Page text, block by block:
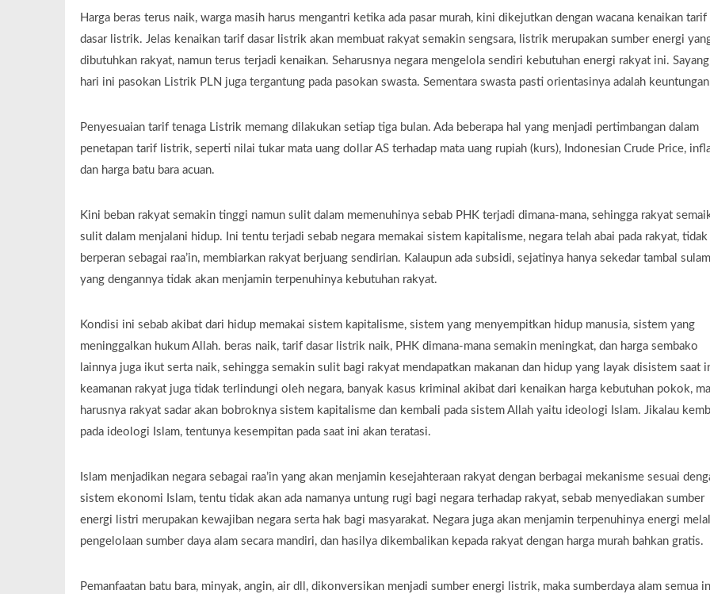
Harga beras terus naik, warga masih harus mengantri ketika ada pasar murah, kini dikejutkan dengan wacana kenaikan tarif
dasar listrik. Jelas kenaikan tarif dasar listrik akan membuat rakyat semakin sengsara, listrik merupakan sumber energi
dibutuhkan rakyat, namun terus terjadi kenaikan. Seharusnya negara mengelola sendiri kebutuhan energi rakyat ini.
hari ini pasokan Listrik PLN juga tergantung pada pasokan swasta. Sementara swasta pasti orientasinya adalah
Penyesuaian tarif tenaga Listrik memang dilakukan setiap tiga bulan. Ada beberapa hal yang menjadi pertimbangan dalam
penetapan tarif listrik, seperti nilai tukar mata uang dollar AS terhadap mata uang rupiah (kurs), Indonesian Crude Price,
dan harga batu bara acuan.
Kini beban rakyat semakin tinggi namun sulit dalam memenuhinya sebab PHK terjadi dimana-mana, sehingga rakyat
sulit dalam menjalani hidup. Ini tentu terjadi sebab negara memakai sistem kapitalisme, negara telah abai pada rakyat, tidak
berperan sebagai raa’in, membiarkan rakyat berjuang sendirian. Kalaupun ada subsidi, sejatinya hanya sekedar tambal
yang dengannya tidak akan menjamin terpenuhinya kebutuhan rakyat.
Kondisi ini sebab akibat dari hidup memakai sistem kapitalisme, sistem yang menyempitkan hidup manusia, sistem yang
meninggalkan hukum Allah. beras naik, tarif dasar listrik naik, PHK dimana-mana semakin meningkat, dan harga sembako
lainnya juga ikut serta naik, sehingga semakin sulit bagi rakyat mendapatkan makanan dan hidup yang layak disistem saat
keamanan rakyat juga tidak terlindungi oleh negara, banyak kasus kriminal akibat dari kenaikan harga kebutuhan pokok,
harusnya rakyat sadar akan bobroknya sistem kapitalisme dan kembali pada sistem Allah yaitu ideologi Islam. Jikalau
pada ideologi Islam, tentunya kesempitan pada saat ini akan teratasi.
Islam menjadikan negara sebagai raa’in yang akan menjamin kesejahteraan rakyat dengan berbagai mekanisme sesuai
sistem ekonomi Islam, tentu tidak akan ada namanya untung rugi bagi negara terhadap rakyat, sebab menyediakan sumber
energi listri merupakan kewajiban negara serta hak bagi masyarakat. Negara juga akan menjamin terpenuhinya energi
pengelolaan sumber daya alam secara mandiri, dan hasilya dikembalikan kepada rakyat dengan harga murah bahkan gratis.
Pemanfaatan batu bara, minyak, angin, air dll, dikonversikan menjadi sumber energi listrik, maka sumberdaya alam semua